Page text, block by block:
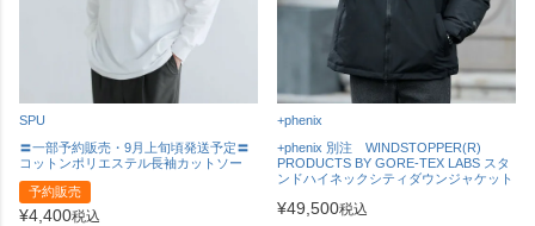
SPU
〓一部予約販売・9月上旬頃発送予定〓
コットンポリエステル長袖カットソー
予約販売
¥4,400税込
+phenix
+phenix 別注 WINDSTOPPER(R)
PRODUCTS BY GORE-TEX LABS スタ
ンドハイネックシティダウンジャケット
¥49,500税込